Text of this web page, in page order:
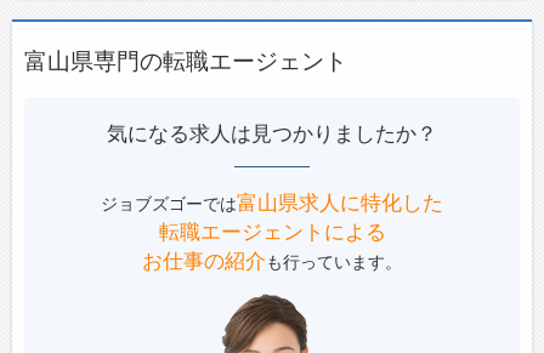
富山県専門の転職エージェント
気になる求人は見つかりましたか？
ジョブズゴーでは富山県求人に特化した
転職エージェントによる
お仕事の紹介も行っています。